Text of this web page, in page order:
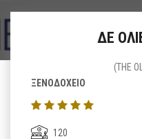
ΔΕ
(THE
ΞΕΝΟΔΟΧΕΙΟ
120